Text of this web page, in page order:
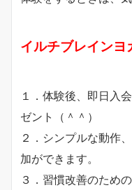
イルチブレインヨ
１．体験後、即日入
ゼント（＾＾）
２．シンプルな動作
加ができます。
３．習慣改善のため